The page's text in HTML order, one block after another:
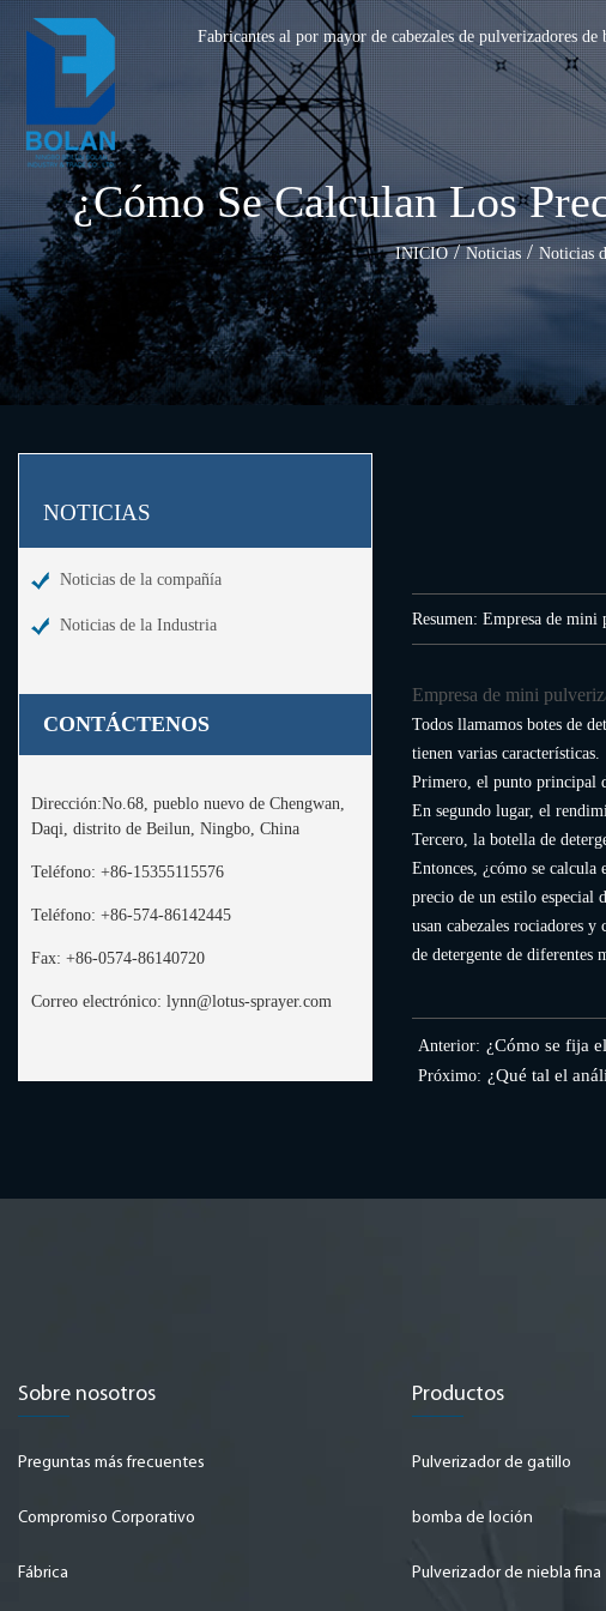
Fabricantes al por mayor de cabezales de pulverizadores de
¿Cómo Se Calculan Los
INICIO/Noticias/ Noticias
NOTICIAS
Noticias de la compañía
Noticias de la Industria
CONTÁCTENOS
Dirección:No.68, pueblo nuevo de Chengwan,
Daqi, distrito de Beilun, Ningbo, China
Teléfono: +86-15355115576
Teléfono: +86-574-86142445
Fax: +86-0574-86140720
Correo electrónico: lynn@lotus-sprayer.com
Resumen: Empresa de
Empresa de mini
Todos llamamos botes de
tienen varias características.
Primero, el punto principal
En segundo lugar, el
Tercero, la botella de
Entonces, ¿cómo se
precio de un estilo especial
usan cabezales rociadores
de detergente de diferentes
Anterior: ¿Cómo se fija
Próximo: ¿Qué tal el
Sobre nosotros
Preguntas más frecuentes
Compromiso Corporativo
Fábrica
Productos
Pulverizador de gatillo
bomba de loción
Pulverizador de niebla fina